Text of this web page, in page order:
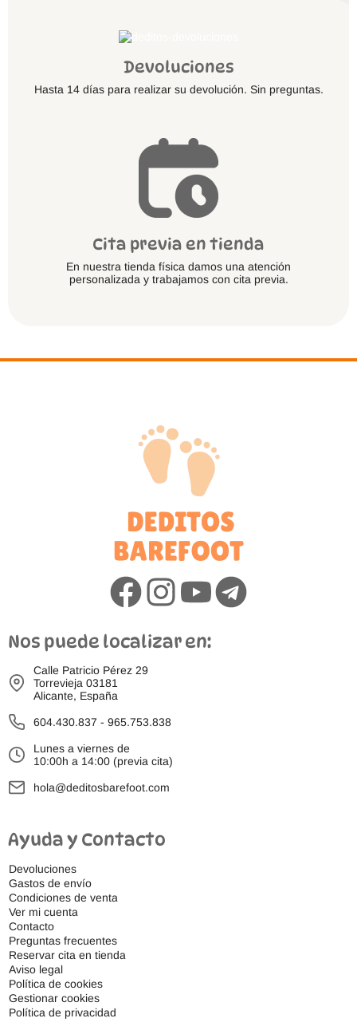
Devoluciones
Hasta 14 días para realizar su devolución. Sin preguntas.
Cita previa en tienda
En nuestra tienda física damos una atención
personalizada y trabajamos con cita previa.
Nos puede localizar en:
Calle Patricio Pérez 29
Torrevieja 03181
Alicante, España
604.430.837 - 965.753.838
Lunes a viernes de
10:00h a 14:00 (previa cita)
hola@deditosbarefoot.com
Ayuda y Contacto
Devoluciones
Gastos de envío
Condiciones de venta
Ver mi cuenta
Contacto
Preguntas frecuentes
Reservar cita en tienda
Aviso legal
Política de cookies
Gestionar cookies
Política de privacidad